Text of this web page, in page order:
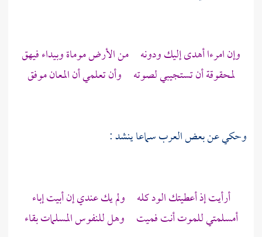
وإن امرءا أهدى إليك ودونه من الأرض موماة وبيداء فيهق
لمحقوقة أن تستجيبي لصوته وأن تعلمي أن المعان موفق
وحكي عن بعض العرب سماعا ينشد :
أرأيت إذ أعطيتك الود كله ولم يك عندي إن أبيت إباء
أمسلمتي للموت أنت فميت وهل للنفوس المسلمات بقاء